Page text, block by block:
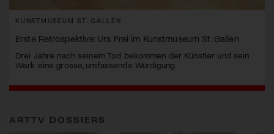
KUNSTMUSEUM ST. GALLEN
Erste Retrospektive: Urs Frei im Kunstmuseum St. Gallen
Drei Jahre nach seinem Tod bekommen der Künstler und sein
Werk eine grosse, umfassende Würdigung.
ARTTV DOSSIERS